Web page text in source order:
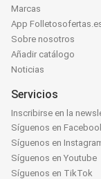
Marcas
App
Sobre nosotros
Añadir catálogo
Noticias
Servicios
Inscribirse en la
Síguenos en
Síguenos en
Síguenos en Youtube
Síguenos en TikTok